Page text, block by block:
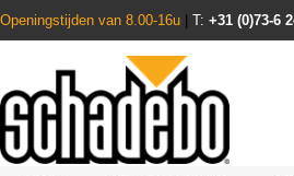
Openingstijden van 8.00-16u T: +31 (0)73-6